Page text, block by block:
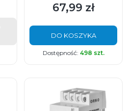
Cena
67,99 zł
DO KOSZYKA
Dostępność: 498 szt.